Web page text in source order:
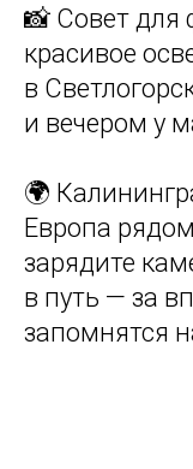
📸 Совет для
красивое
в
и вечером у
🌍
Европа
зарядите
в путь — за
запомнятся